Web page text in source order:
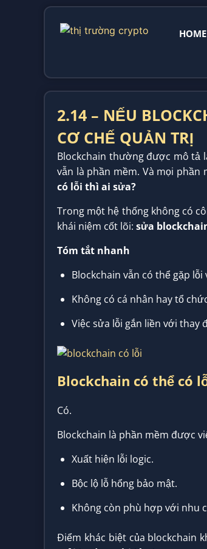
HOME
2.14 – NẾU
CƠ CHẾ QUẢN TRỊ
Blockchain thường được mô tả
vẫn là phần mềm. Và mọi phần
có lỗi thì ai sửa?
Trong một hệ thống không có
khái niệm cốt lõi: sửa
Tóm tắt nhanh
Blockchain vẫn có thể gặp lỗi
Không có cá nhân hay tổ
Việc sửa lỗi gắn liền với
Blockchain có thể có
Có.
Blockchain là phần mềm được
Xuất hiện lỗi logic.
Bộc lộ lỗ hổng bảo mật.
Không còn phù hợp với nhu
Điểm khác biệt của blockchain